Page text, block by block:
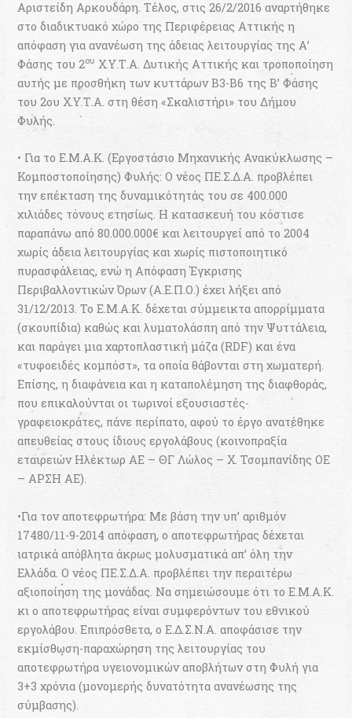
Αριστείδη Αρκουδάρη. Τέλος, στις 26/2/2016 αναρτήθηκε
στο διαδικτυακό χώρο της Περιφέρειας Αττικής η
απόφαση για ανανέωση της άδειας λειτουργίας της Α’
Φάσης του 2ου Χ.Υ.Τ.Α. Δυτικής Αττικής και τροποποίηση
αυτής με προσθήκη των κυττάρων Β3-Β6 της Β’ Φάσης
του 2ου Χ.Υ.Τ.Α. στη θέση «Σκαλιστήρι» του Δήμου
Φυλής.
• Για το Ε.Μ.Α.Κ. (Εργοστάσιο Μηχανικής Ανακύκλωσης –
Κομποστοποίησης) Φυλής: Ο νέος ΠΕ.Σ.Δ.Α. προβλέπει
την επέκταση της δυναμικότητάς του σε 400.000
χιλιάδες τόνους ετησίως. Η κατασκευή του κόστισε
παραπάνω από 80.000.000€ και λειτουργεί από το 2004
χωρίς άδεια λειτουργίας και χωρίς πιστοποιητικό
πυρασφάλειας, ενώ η Απόφαση Έγκρισης
Περιβαλλοντικών Όρων (Α.Ε.Π.Ο.) έχει λήξει από
31/12/2013. Το Ε.Μ.Α.Κ. δέχεται σύμμεικτα απορρίμματα
(σκουπίδια) καθώς και λυματολάσπη από την Ψυττάλεια,
και παράγει μια χαρτοπλαστική μάζα (RDF) και ένα
«τυφοειδές κομπόστ», τα οποία θάβονται στη χωματερή.
Επίσης, η διαφάνεια και η καταπολέμηση της διαφθοράς,
που επικαλούνται οι τωρινοί εξουσιαστές-
γραφειοκράτες, πάνε περίπατο, αφού το έργο ανατέθηκε
απευθείας στους ίδιους εργολάβους (κοινοπραξία
εταιρειών Ηλέκτωρ ΑΕ – ΘΓ Λώλος – Χ. Τσομπανίδης ΟΕ
– ΑΡΣΗ ΑΕ).
•Για τον αποτεφρωτήρα: Με βάση την υπ’ αριθμόν
17480/11-9-2014 απόφαση, ο αποτεφρωτήρας δέχεται
ιατρικά απόβλητα άκρως μολυσματικά απ’ όλη την
Ελλάδα. Ο νέος ΠΕ.Σ.Δ.Α. προβλέπει την περαιτέρω
αξιοποίηση της μονάδας. Να σημειώσουμε ότι το Ε.Μ.Α.Κ.
κι ο αποτεφρωτήρας είναι συμφερόντων του εθνικού
εργολάβου. Επιπρόσθετα, ο Ε.Δ.Σ.Ν.Α. αποφάσισε την
εκμίσθωση-παραχώρηση της λειτουργίας του
αποτεφρωτήρα υγειονομικών αποβλήτων στη Φυλή για
3+3 χρόνια (μονομερής δυνατότητα ανανέωσης της
σύμβασης).